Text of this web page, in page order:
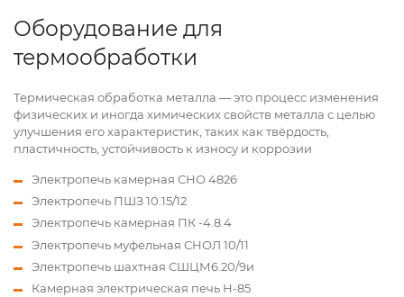
Оборудование для
термообработки
Термическая обработка металла — это процесс изменения
физических и иногда химических свойств металла с целью
улучшения его характеристик, таких как твёрдость,
пластичность, устойчивость к износу и коррозии
Электропечь камерная СНО 4826
Электропечь ПШЗ 10.15/12
Электропечь камерная ПК -4.8.4
Электропечь муфельная СНОЛ 10/11
Электропечь шахтная СШЦМ6.20/9и
Камерная электрическая печь Н-85